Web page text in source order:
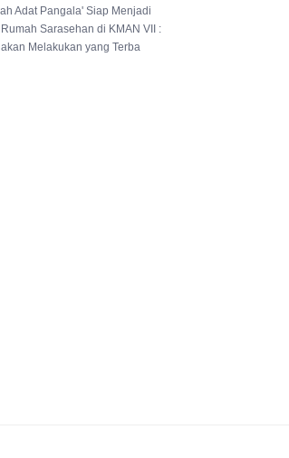
Adat Pangala' Siap Menjadi
Sarasehan di KMAN VII :
akan Melakukan yang Terba